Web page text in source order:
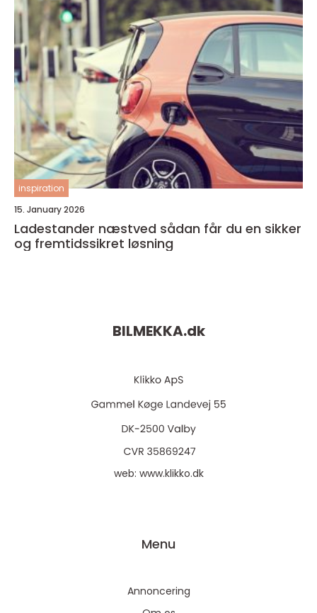
inspiration
15. January 2026
Ladestander næstved sådan får du en sikker
og fremtidssikret løsning
BILMEKKA.dk
web: www.klikko.dk
Menu
Annoncering